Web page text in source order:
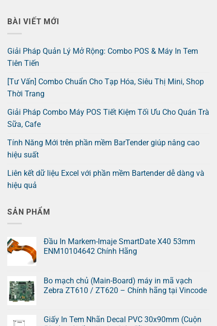
BÀI VIẾT MỚI
Giải Pháp Quản Lý Mở Rộng: Combo POS & Máy In Tem
Tiên Tiến
[Tư Vấn] Combo Chuẩn Cho Tạp Hóa, Siêu Thị Mini, Shop
Thời Trang
Giải Pháp Combo Máy POS Tiết Kiệm Tối Ưu Cho Quán Trà
Sữa, Cafe
Tính Năng Mới trên phần mềm BarTender giúp nâng cao
hiệu suất
Liên kết dữ liệu Excel với phần mềm Bartender dễ dàng và
hiệu quả
SẢN PHẨM
Đầu In Markem-Imaje SmartDate X40 53mm
ENM10104642 Chính Hãng
Bo mạch chủ (Main-Board) máy in mã vạch
Zebra ZT610 / ZT620 – Chính hãng tại Vincode
Giấy In Tem Nhãn Decal PVC 30x90mm (Cuộn